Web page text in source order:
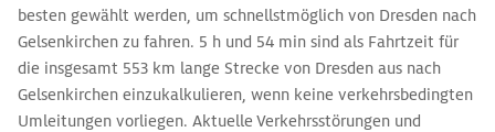
besten gewählt werden, um schnellstmöglich von Dresden nach
Gelsenkirchen zu fahren. 5 h und 54 min sind als Fahrtzeit für
die insgesamt 553 km lange Strecke von Dresden aus nach
Gelsenkirchen einzukalkulieren, wenn keine verkehrsbedingten
Umleitungen vorliegen. Aktuelle Verkehrsstörungen und